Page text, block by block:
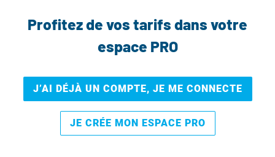
Profitez de vos tarifs dans votre
espace PRO
J’AI DÉJÀ UN COMPTE, JE ME CONNECTE
JE CRÉE MON ESPACE PRO